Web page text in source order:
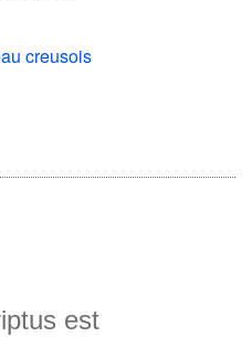
creusois
est